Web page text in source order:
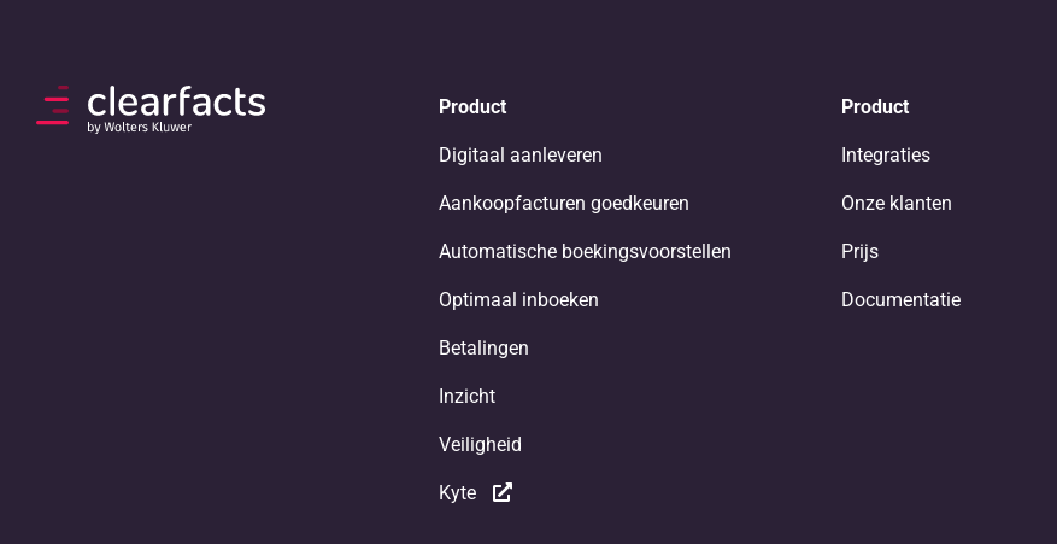
Product
Digitaal aanleveren
Aankoopfacturen goedkeuren
Automatische boekingsvoorstellen
Optimaal inboeken
Betalingen
Inzicht
Veiligheid
Kyte
Product
Integraties
Onze klanten
Prijs
Documentatie